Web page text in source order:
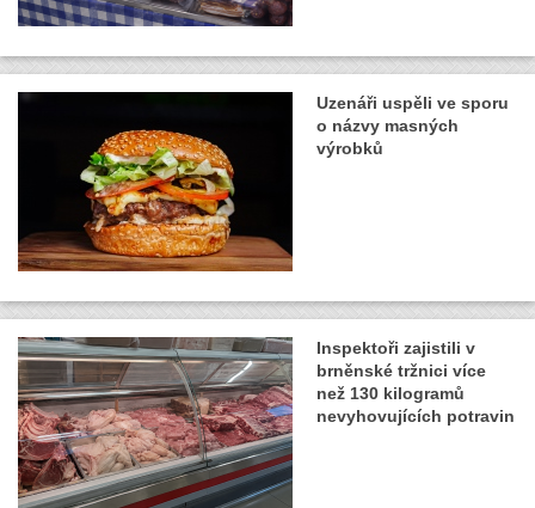
Uzenáři uspěli ve sporu
o názvy masných
výrobků
Inspektoři zajistili v
brněnské tržnici více
než 130 kilogramů
nevyhovujících potravin